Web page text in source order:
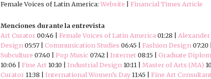
Female Voices of Latin America: Website Financial Times Article
Menciones durante la entrevista
Art Curator00:46 | Female Voices of Latin America 01:28 | Alexander
Design 05:57 | Communication Studies 06:45 | Fashion Design 07:20 |
Subculture 07:40 | Pop Music 07:42 | Internet08:15 | Graduate
10:06 | Fine Art 10:10 | Industrial Design 10:11 | Master of Arts (MA)
Curator 11:38 | International Women’s Day 11:45 | Fine Art